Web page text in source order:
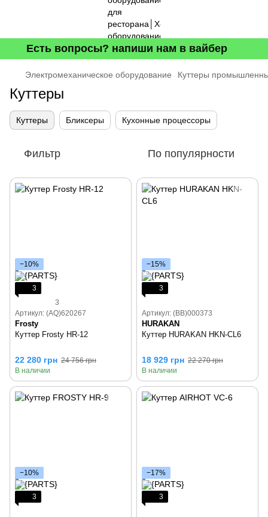
Есть вопросы? напиши нам в вайбер
Электромеханическое оборудование Куттеры
Куттеры
Куттеры Бликсеры Кухонные процессоры
Фильтр По популярности
−10%
3
3
Артикул: (AQ)620267
Frosty
Куттер Frosty HR-12
22 280 грн 24 756 грн
В наличии
−15%
3
Артикул: (BB)000373
HURAKAN
Куттер HURAKAN HKN-CL6
18 929 грн 22 270 грн
В наличии
−10%
3
−17%
3